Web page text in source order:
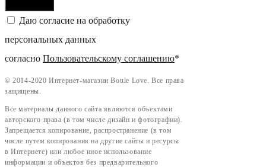
Даю согласие на обработку
персональных данных
согласно Пользовательскому соглашению*
©2014-2020 Интернет-магазин Bottle Love. Все права
защищены.
Все материалы данного сайта являются объектами
авторского права (в том числе дизайн и фотографии).
Запрещается копирование, распространение (в том
числе путем копирования на другие сайты и ресурсы
в Интернете) или любое иное использование
информации и объектов без предварительного